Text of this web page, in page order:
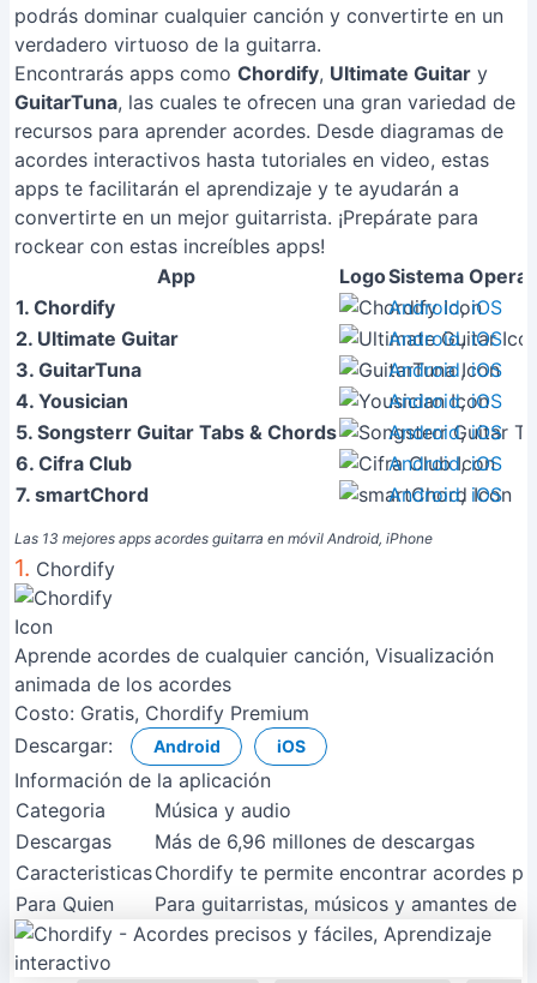
podrás dominar cualquier canción y convertirte en un
verdadero virtuoso de la guitarra.
Encontrarás apps como Chordify, Ultimate Guitar y
GuitarTuna, las cuales te ofrecen una gran variedad de
recursos para aprender acordes. Desde diagramas de
acordes interactivos hasta tutoriales en video, estas
apps te facilitarán el aprendizaje y te ayudarán a
convertirte en un mejor guitarrista. ¡Prepárate para
rockear con estas increíbles apps!
App
LogoSistema
1. Chordify
Android,iOS
2. Ultimate Guitar
Android,iOS
3. GuitarTuna
Android,iOS
4. Yousician
Android,iOS
5. Songsterr Guitar Tabs & Chords
Android,iOS
6. Cifra Club
Android,iOS
7. smartChord
Android, iOS
Las 13 mejores apps acordes guitarra en móvil Android, iPhone
1. Chordify
Aprende acordes de cualquier canción, Visualización
animada de los acordes
Costo: Gratis, Chordify Premium
Descargar:
Android iOS
Información de la aplicación
Categoria
Música y audio
Descargas
Más de 6,96 millones de descargas
CaracteristicasChordify te permite encontrar acordes
Para Quien
Para guitarristas, músicos y amantes de